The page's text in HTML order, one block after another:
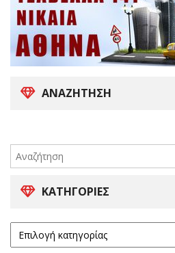
ΑΝΑΖΉΤΗΣΗ
for:
ΚΑΤΗΓΟΡΊΕΣ